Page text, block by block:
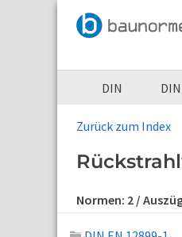
DIN
Zurück zum Index
Normen: 2 /